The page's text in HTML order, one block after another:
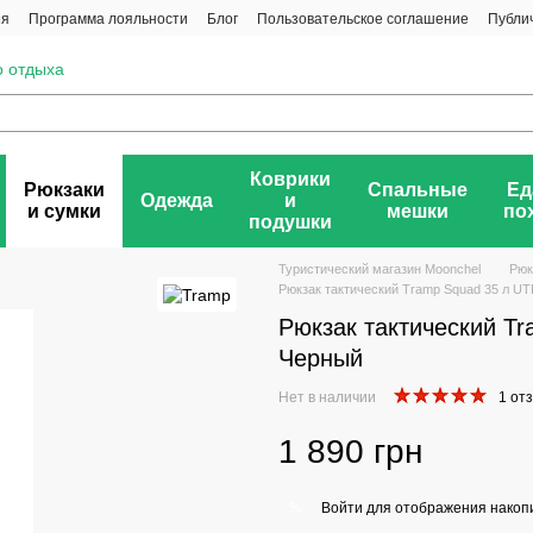
Программа лояльности Блог Пользовательское соглашение
отдыха
Рюкзаки
и сумки
Одежда
Коврики
и
подушки
Спальные
мешки
Туристический магазин Moonchel
Рюкзак тактический Tramp Squad 35 л
Рюкзак тактический
Черный
Нет в наличии 1
1 890 грн
Войти для отображения